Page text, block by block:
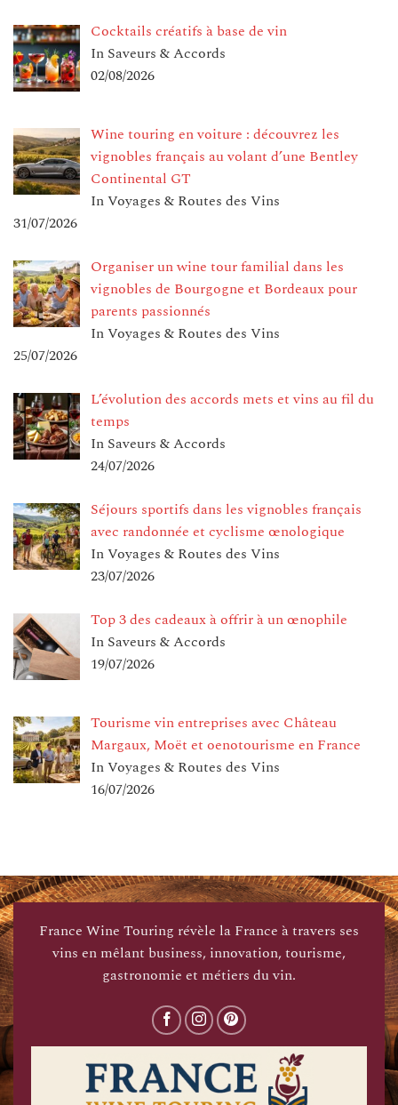
Cocktails créatifs à base de vin
In Saveurs & Accords
02/08/2026
Wine touring en voiture : découvrez les
vignobles français au volant d’une Bentley
Continental GT
In Voyages & Routes des Vins
31/07/2026
Organiser un wine tour familial dans les
vignobles de Bourgogne et Bordeaux pour
parents passionnés
In Voyages & Routes des Vins
25/07/2026
L’évolution des accords mets et vins au fil du
temps
In Saveurs & Accords
24/07/2026
Séjours sportifs dans les vignobles français
avec randonnée et cyclisme œnologique
In Voyages & Routes des Vins
23/07/2026
Top 3 des cadeaux à offrir à un œnophile
In Saveurs & Accords
19/07/2026
Tourisme vin entreprises avec Château
Margaux, Moët et oenotourisme en France
In Voyages & Routes des Vins
16/07/2026
France Wine Touring révèle la France à travers ses
vins en mêlant business, innovation, tourisme,
gastronomie et métiers du vin.